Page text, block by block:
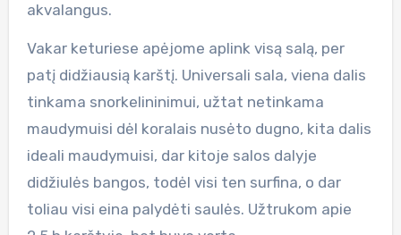
akvalangus.
Vakar keturiese apėjome aplink visą salą, per
patį didžiausią karštį. Universali sala, viena dalis
tinkama snorkelininimui, užtat netinkama
maudymuisi dėl koralais nusėto dugno, kita dalis
ideali maudymuisi, dar kitoje salos dalyje
didžiulės bangos, todėl visi ten surfina, o dar
toliau visi eina palydėti saulės. Užtrukom apie